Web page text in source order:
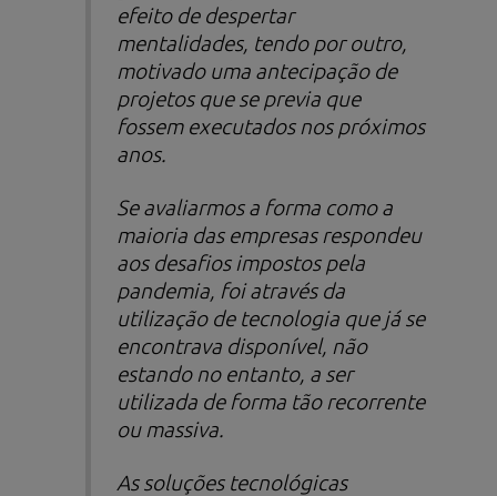
efeito de despertar
mentalidades, tendo por outro,
motivado uma antecipação de
projetos que se previa que
fossem executados nos próximos
anos.
Se avaliarmos a forma como a
maioria das empresas respondeu
aos desafios impostos pela
pandemia, foi através da
utilização de tecnologia que já se
encontrava disponível, não
estando no entanto, a ser
utilizada de forma tão recorrente
ou massiva.
As soluções tecnológicas